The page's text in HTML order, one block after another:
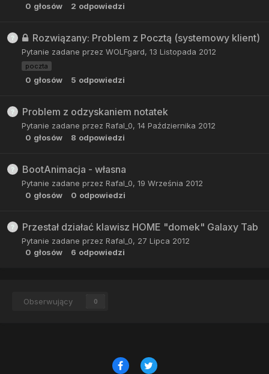
0 głosów 2 odpowiedzi
Rozwiązany: Problem z Pocztą (systemowy klient)
Pytanie zadane przez WOLFgard, 13 Listopada 2012
poczta
0 głosów 5 odpowiedzi
Problem z odzyskaniem notatek
Pytanie zadane przez Rafal_0, 14 Października 2012
0 głosów 8 odpowiedzi
BootAnimacja - własna
Pytanie zadane przez Rafal_0, 19 Września 2012
0 głosów 0 odpowiedzi
Przestał działać klawisz HOME "domek" Galaxy Tab
Pytanie zadane przez Rafal_0, 27 Lipca 2012
0 głosów 6 odpowiedzi
Obserwujący 0